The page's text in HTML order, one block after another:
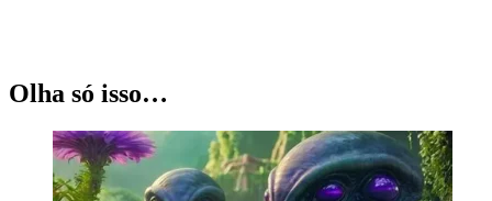
Olha só isso…